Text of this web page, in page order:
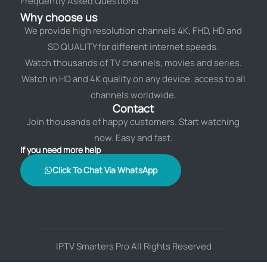
Why choose us
We provide high resolution channels 4K, FHD, HD and
SD QUALITY for different internet speeds.
Watch thousands of TV channels, movies and series.
Watch in HD and 4K quality on any device. access to all
channels worldwide.
Contact
Join thousands of happy customers. Start watching
now. Easy and fast.
If you need more help
Click To Chat Via WhatsApp
IPTV Smarters Pro All Rights Reserved